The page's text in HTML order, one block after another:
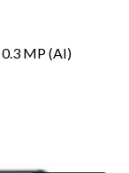
MP (AI)